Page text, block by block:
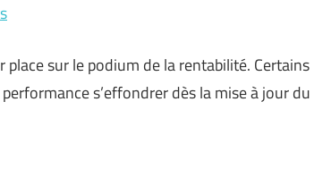
sur le podium de la rentabilité. Certains
s’effondrer dès la mise à jour du